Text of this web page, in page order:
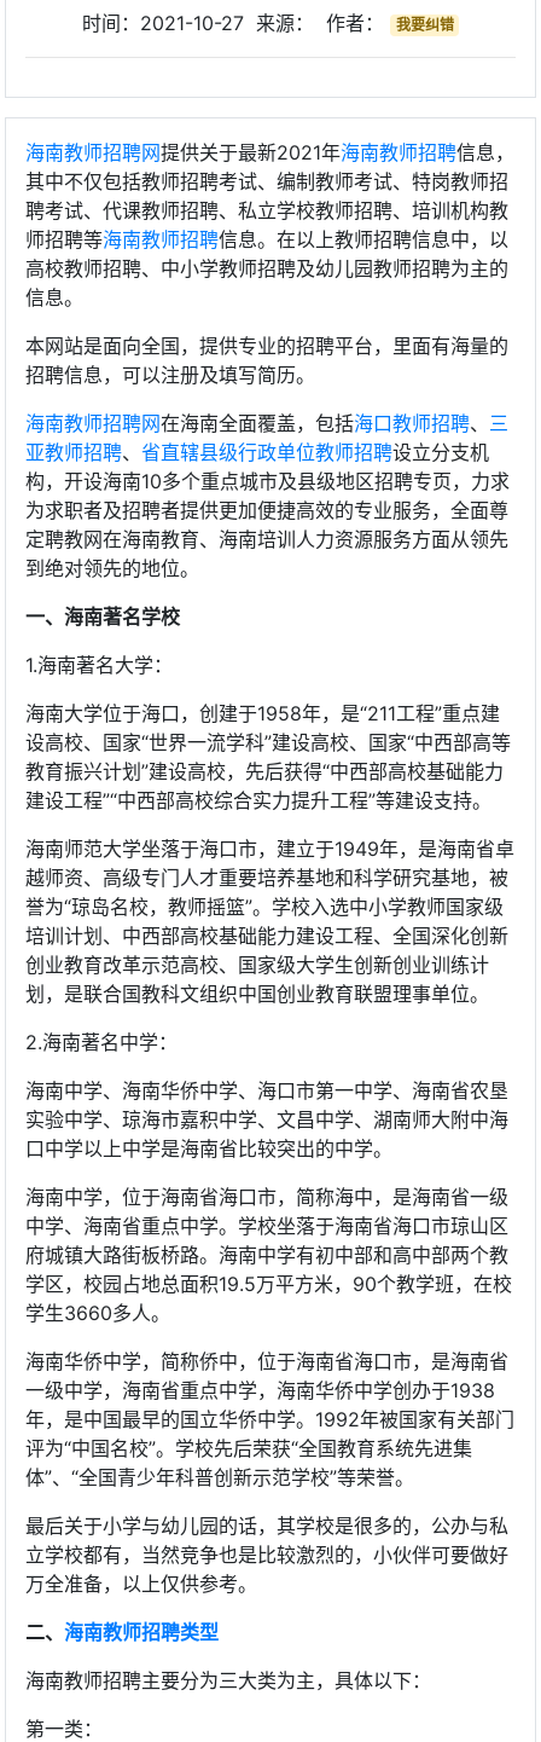
时间：2021-10-27 来源： 作者： 我要纠错
海南教师招聘网提供关于最新2021年海南教师招聘信息，
其中不仅包括教师招聘考试、编制教师考试、特岗教师招
聘考试、代课教师招聘、私立学校教师招聘、培训机构教
师招聘等海南教师招聘信息。在以上教师招聘信息中，以
高校教师招聘、中小学教师招聘及幼儿园教师招聘为主的
信息。
本网站是面向全国，提供专业的招聘平台，里面有海量的
招聘信息，可以注册及填写简历。
海南教师招聘网在海南全面覆盖，包括海口教师招聘、 三
亚教师招聘、 省直辖县级行政单位教师招聘设立分支机
构，开设海南10多个重点城市及县级地区招聘专页，力求
为求职者及招聘者提供更加便捷高效的专业服务，全面尊
定聘教网在海南教育、海南培训人力资源服务方面从领先
到绝对领先的地位。
一、海南著名学校
1.海南著名大学：
海南大学位于海口，创建于1958年，是“211工程”重点建
设高校、国家“世界一流学科”建设高校、国家“中西部高等
教育振兴计划”建设高校，先后获得“中西部高校基础能力
建设工程”“中西部高校综合实力提升工程”等建设支持。
海南师范大学坐落于海口市，建立于1949年，是海南省卓
越师资、高级专门人才重要培养基地和科学研究基地，被
誉为“琼岛名校，教师摇篮”。学校入选中小学教师国家级
培训计划、中西部高校基础能力建设工程、全国深化创新
创业教育改革示范高校、国家级大学生创新创业训练计
划，是联合国教科文组织中国创业教育联盟理事单位。
2.海南著名中学：
海南中学、海南华侨中学、海口市第一中学、海南省农垦
实验中学、琼海市嘉积中学、文昌中学、湖南师大附中海
口中学以上中学是海南省比较突出的中学。
海南中学，位于海南省海口市，简称海中，是海南省一级
中学、海南省重点中学。学校坐落于海南省海口市琼山区
府城镇大路街板桥路。海南中学有初中部和高中部两个教
学区，校园占地总面积19.5万平方米，90个教学班，在校
学生3660多人。
海南华侨中学，简称侨中，位于海南省海口市，是海南省
一级中学，海南省重点中学，海南华侨中学创办于1938
年，是中国最早的国立华侨中学。1992年被国家有关部门
评为“中国名校”。学校先后荣获“全国教育系统先进集
体”、“全国青少年科普创新示范学校”等荣誉。
最后关于小学与幼儿园的话，其学校是很多的，公办与私
立学校都有，当然竞争也是比较激烈的，小伙伴可要做好
万全准备，以上仅供参考。
二、 海南教师招聘类型
海南教师招聘主要分为三大类为主，具体以下：
第一类：